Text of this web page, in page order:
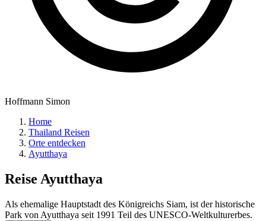
Hoffmann Simon
Home
Thailand Reisen
Orte entdecken
Ayutthaya
Reise Ayutthaya
Als ehemalige Hauptstadt des Königreichs Siam, ist der historische
Park von Ayutthaya seit 1991 Teil des UNESCO-Weltkulturerbes.